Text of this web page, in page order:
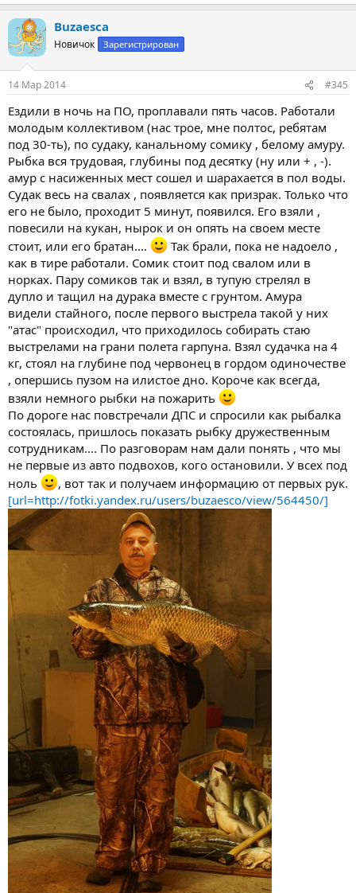
к
ц
и
Buzaesca
Новичок Зарегистрирован
14 Мар 2014 #345
Ездили в ночь на ПО, проплавали пять часов. Работали
молодым коллективом (нас трое, мне полтос, ребятам
под 30-ть), по судаку, канальному сомику , белому амуру.
Рыбка вся трудовая, глубины под десятку (ну или + , -).
амур с насиженных мест сошел и шарахается в пол воды.
Судак весь на свалах , появляется как призрак. Только что
его не было, проходит 5 минут, появился. Его взяли ,
повесили на кукан, нырок и он опять на своем месте
стоит, или его братан....
Так брали, пока не надоело ,
как в тире работали. Сомик стоит под свалом или в
норках. Пару сомиков так и взял, в тупую стрелял в
дупло и тащил на дурака вместе с грунтом. Амура
видели стайного, после первого выстрела такой у них
"атас" происходил, что приходилось собирать стаю
выстрелами на грани полета гарпуна. Взял судачка на 4
кг, стоял на глубине под червонец в гордом одиночестве
, опершись пузом на илистое дно. Короче как всегда,
взяли немного рыбки на пожарить
По дороге нас повстречали ДПС и спросили как рыбалка
состоялась, пришлось показать рыбку дружественным
сотрудникам.... По разговорам нам дали понять , что мы
не первые из авто подвохов, кого остановили. У всех под
ноль
, вот так и получаем информацию от первых рук.
[url=http://fotki.yandex.ru/users/buzaesco/view/564450/]